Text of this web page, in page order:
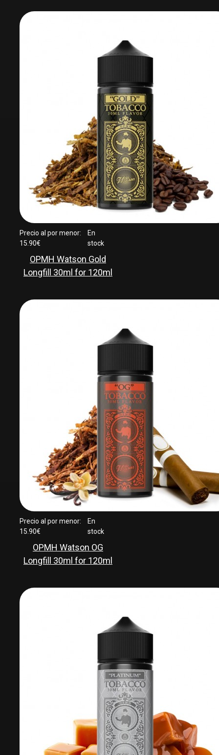
Precio al por menor:
15.90€
En
stock
OPMH Watson Gold
Longfill 30ml for 120ml
Precio al por menor:
15.90€
En
stock
OPMH Watson OG
Longfill 30ml for 120ml